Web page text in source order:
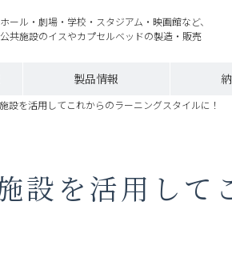
ホール・劇場・学校・スタジアム・映画館など、
公共施設のイスやカプセルベッドの製造・販売
製品情報
設を活用してこれからのラーニングスタイルに！
設を活用して